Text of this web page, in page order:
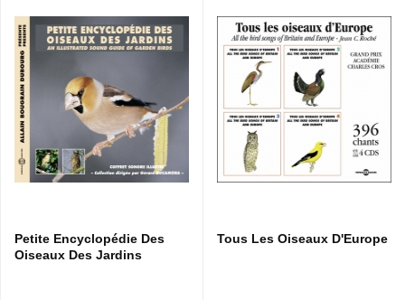
Petite Encyclopédie Des
Oiseaux Des Jardins
Tous Les Oiseaux D'Europe